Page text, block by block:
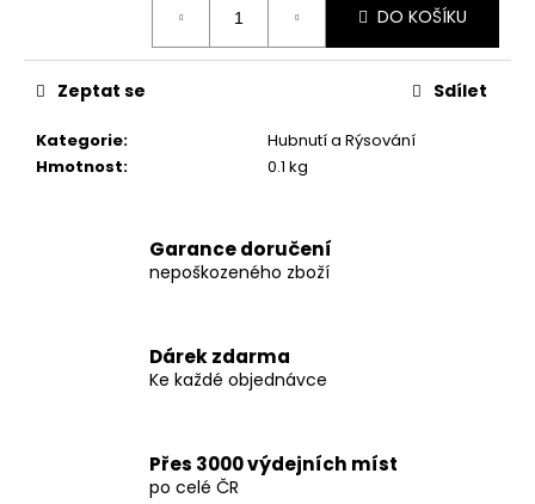
DO KOŠÍKU
Kategorie:
Hubnutí a Rýsování
Hmotnost: 0.1 kg
Zeptat se Sdílet
Garance doručení
nepoškozeného zboží
Dárek zdarma
Ke každé objednávce
Přes 3000 výdejních míst
po celé ČR
e
m